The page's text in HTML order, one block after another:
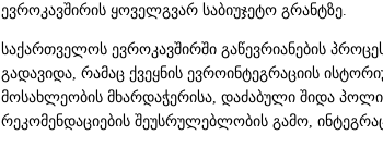
ევროკავშირის ყოველგვარ საბიუჯეტო გრანტზე
საქართველოს ევროკავშირში გაწევრიანების
გადავიდა, რამაც ქვეყნის ევროინტეგრაციის
მოსახლეობის მხარდაჭერისა, დაძაბული შიდა
რეკომენდაციების შეუსრულებლობის გამო,